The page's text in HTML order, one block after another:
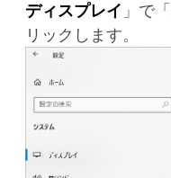
ディスプレイ 」で「
リックします。